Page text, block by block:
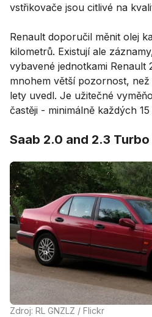
vstřikovače jsou citlivé na
Renault doporučil měnit olej
kilometrů. Existují ale
vybavené jednotkami Renault
mnohem větší pozornost,
lety uvedl. Je užitečné
častěji - minimálně každých
Saab 2.0 and 2.3
Zdroj: RL GNZLZ / Flickr